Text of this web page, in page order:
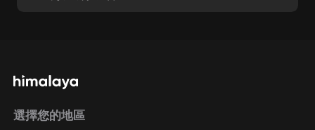
選擇您的地區